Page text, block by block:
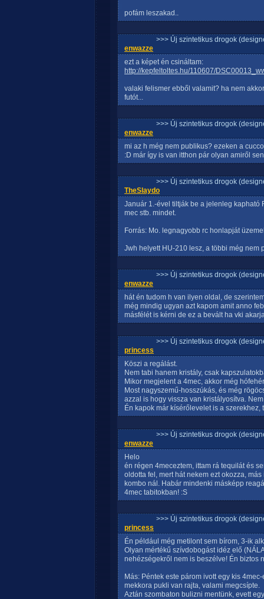
pofám leszakad..
>>> Új szintetikus drogok
enwazze
ezt a képet én csináltam:
http://kepfeltoltes.hu/110607/
valaki felismer ebből valamit? ha nem
futót...
>>> Új szintetikus drogok
enwazze
mi az h még nem publikus? ezeken a
:D már így is van itthon pár olyan amiről
>>> Új szintetikus drogok
TheSlaydo
Január 1.-ével tiltják be a jelenleg kapható
mec stb. mindet.
Forrás: Mo. legnagyobb rc honlapját
Jwh helyett HU-210 lesz, a többi még nem
>>> Új szintetikus drogok
enwazze
hát én tudom h van ilyen oldal, de
még mindig ugyan azt kapom amit anno
másfélét is kérni de ez a bevált ha vki
>>> Új szintetikus drogok
princess
Köszi a regálást.
Nem tabi hanem kristály, csak
Mikor megjelent a 4mec, akkor még
Most nagyszemű-hosszúkás, és még
azzal is hogy vissza van kristályosítva.
Én kapok már kísérőlevelet is a
>>> Új szintetikus drogok
enwazze
Helo
én régen 4meceztem, ittam rá tequilát és
oldotta fel, mert hát nekem ezt okozza,
kombo nál. Habár mindenki másképp
4mec tabitokban! :S
>>> Új szintetikus drogok
princess
Én például még metilont sem bírom, 3-ik
Olyan mértékű szívdobogást idéz elő
nehézségekről nem is beszélve! Én biztos
Más: Péntek este párom ivott egy kis
mekkora pukli van rajta, valami megcsípte.
Aztán szombaton bulizni mentünk, evett